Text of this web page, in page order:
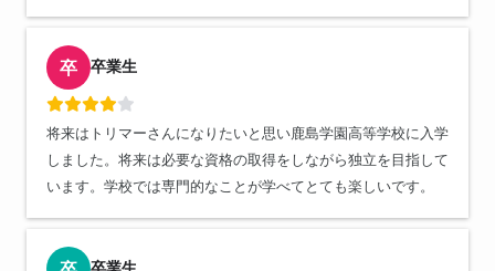
卒 卒業生
将来はトリマーさんになりたいと思い鹿島学園高等学校に入学
しました。将来は必要な資格の取得をしながら独立を目指して
います。学校では専門的なことが学べてとても楽しいです。